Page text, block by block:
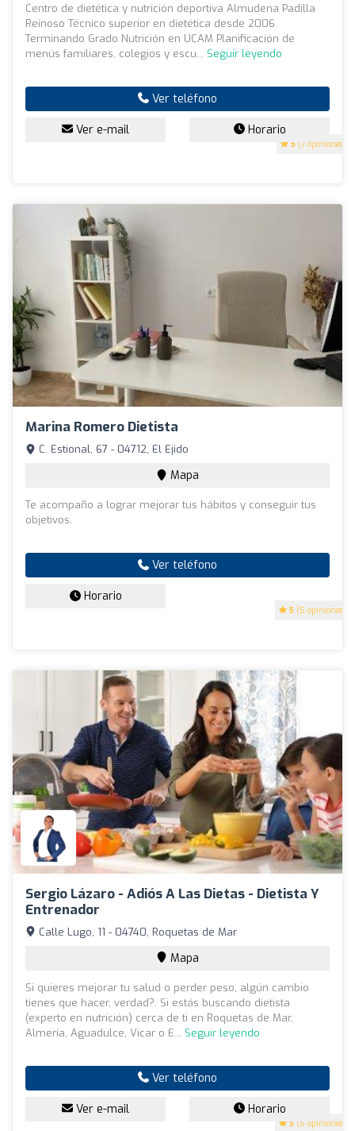
5 (7 opiniones)
Centro de dietética y nutrición deportiva Almudena Padilla
Reinoso Técnico superior en dietética desde 2006
Terminando Grado Nutrición en UCAM Planificación de
menús familiares, colegios y escu... Seguir leyendo
Ver teléfono
Ver e-mail Horario
Marina Romero Dietista
5 (5 opiniones)
C. Estional, 67 - 04712, El Ejido
Mapa
Te acompaño a lograr mejorar tus hábitos y conseguir tus
objetivos.
Ver teléfono
Horario
Sergio Lázaro - Adiós A Las Dietas - Dietista Y
Entrenador
5 (5 opiniones)
Calle Lugo, 11 - 04740, Roquetas de Mar
Mapa
Si quieres mejorar tu salud o perder peso, algún cambio
tienes que hacer, verdad?. Si estás buscando dietista
(experto en nutrición) cerca de ti en Roquetas de Mar,
Almería, Aguadulce, Vícar o E... Seguir leyendo
Ver teléfono
Ver e-mail Horario